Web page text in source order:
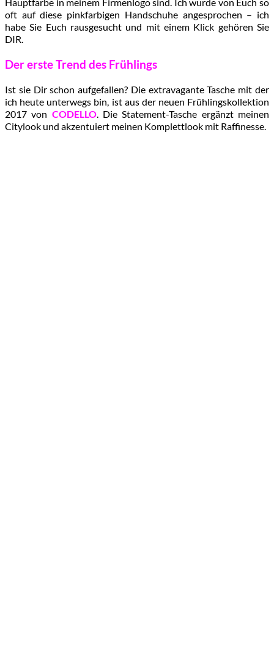
oft auf diese pinkfarbigen Handschuhe angesprochen – ich
habe Sie Euch rausgesucht und mit einem Klick gehören Sie
DIR.
Der erste Trend des Frühlings
Ist sie Dir schon aufgefallen? Die extravagante Tasche mit der
ich heute unterwegs bin, ist aus der neuen Frühlingskollektion
2017 von CODELLO. Die Statement-Tasche ergänzt meinen
Citylook und akzentuiert meinen Komplettlook mit Raffinesse.